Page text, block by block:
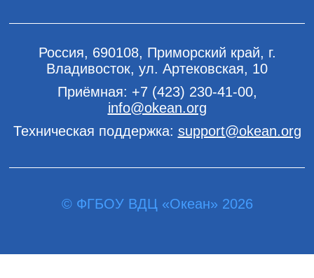
Россия, 690108, Приморский край, г.
Владивосток, ул. Артековская, 10
Приёмная: +7 (423) 230-41-00,
info@okean.org
Техническая поддержка: support@okean.org
© ФГБОУ ВДЦ «Океан» 2026